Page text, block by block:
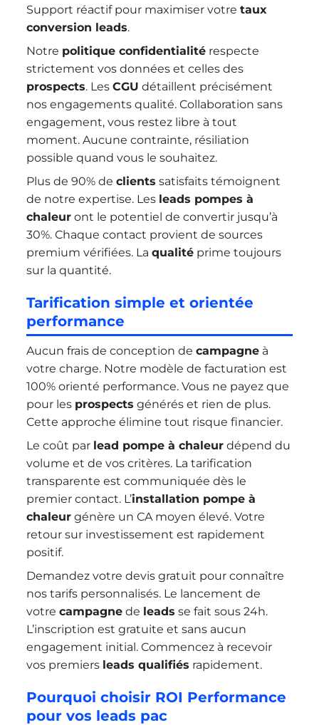
Support réactif pour maximiser votretaux
conversion leads.
Notre politique confidentialité respecte
strictement vos données et celles des
prospects. LesCGU détaillent précisément
nos engagements qualité. Collaboration sans
engagement, vous restez libre à tout
moment. Aucune contrainte, résiliation
possible quand vous le souhaitez.
Plus de 90% declients satisfaits témoignent
de notre expertise. Les leads pompes à
chaleur ont le potentiel de convertir jusqu’à
30%. Chaque contact provient de sources
premium vérifiées. Laqualité prime toujours
sur la quantité.
Tarification simple et orientée
performance
Aucun frais de conception decampagne à
votre charge. Notre modèle de facturation est
100% orienté performance. Vous ne payez que
pour les prospects générés et rien de plus.
Cette approche élimine tout risque financier.
Le coût par lead pompe à chaleur dépend du
volume et de vos critères. La tarification
transparente est communiquée dès le
premier contact. L’installation pompe à
chaleur génère un CA moyen élevé. Votre
retour sur investissement est rapidement
positif.
Demandez votre devis gratuit pour connaître
nos tarifs personnalisés. Le lancement de
votrecampagne de leads se fait sous 24h.
L’inscription est gratuite et sans aucun
engagement initial. Commencez à recevoir
vos premiers leads qualifiés rapidement.
Pourquoi choisir ROI Performance
pour vos leads pac